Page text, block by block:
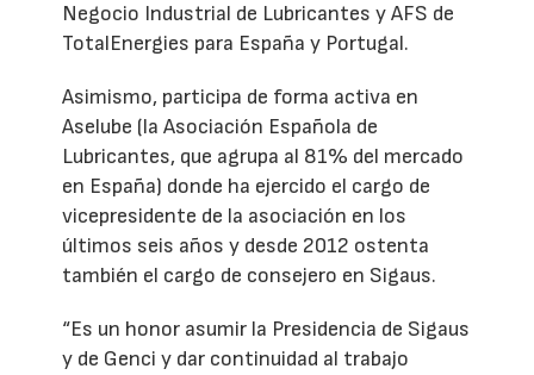
Negocio Industrial de Lubricantes y AFS de
TotalEnergies para España y Portugal.
Asimismo, participa de forma activa en
Aselube (la Asociación Española de
Lubricantes, que agrupa al 81% del mercado
en España) donde ha ejercido el cargo de
vicepresidente de la asociación en los
últimos seis años y desde 2012 ostenta
también el cargo de consejero en Sigaus.
“Es un honor asumir la Presidencia de Sigaus
y de Genci y dar continuidad al trabajo